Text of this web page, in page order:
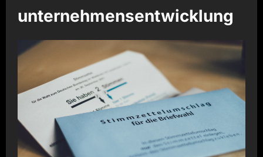
unternehmensentwicklung